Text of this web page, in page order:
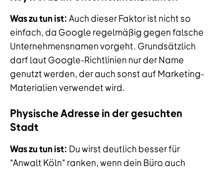
Was zu tun ist: Auch dieser Faktor ist nicht so
einfach, da Google regelmäßig gegen falsche
Unternehmensnamen vorgeht. Grundsätzlich
darf laut Google-Richtlinien nur der Name
genutzt werden, der auch sonst auf Marketing-
Materialien verwendet wird.
Physische Adresse in der gesuchten
Stadt
Was zu tun ist: Du wirst deutlich besser für
"Anwalt Köln" ranken, wenn dein Büro auch